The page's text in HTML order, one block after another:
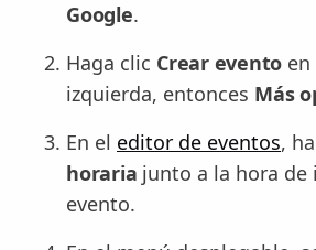
Google.
Haga clic Crear evento
izquierda, entonces Más
En el editor de eventos,
horaria junto a la hora de
evento.